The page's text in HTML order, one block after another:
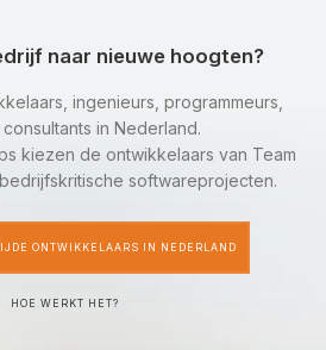
naar nieuwe hoogten?
ingenieurs, programmeurs,
in Nederland.
kiezen de ontwikkelaars van Team
softwareprojecten.
ONTWIKKELAARS IN NEDERLAND
HOE WERKT HET?